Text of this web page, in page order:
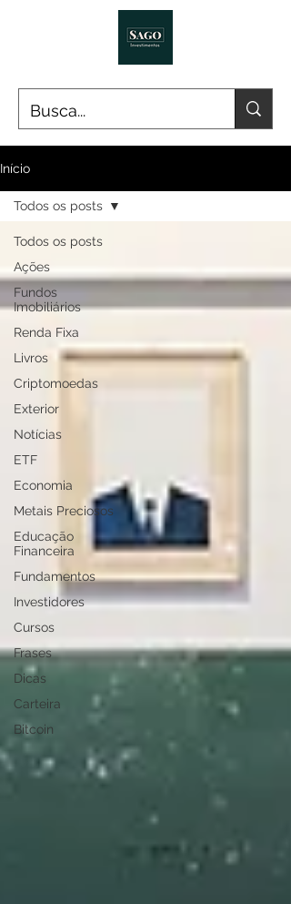
Início
Todos os posts
Ações
Fundos
Imobiliários
Renda Fixa
Livros
Criptomoedas
Exterior
Notícias
ETF
Economia
Metais Preciosos
Educação
Financeira
Fundamentos
Investidores
Cursos
Frases
Dicas
Carteira
Bitcoin
Todos os posts